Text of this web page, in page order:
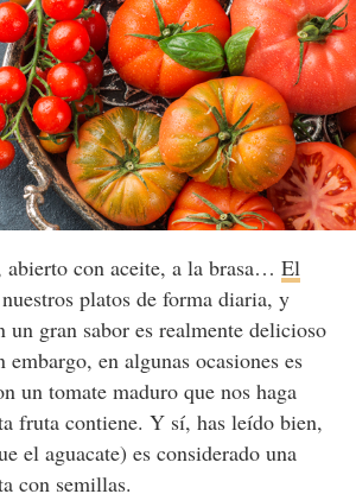
abierto con aceite, a la brasa… El
platos de forma diaria, y
un gran sabor es realmente delicioso
en algunas ocasiones es
un tomate maduro que nos haga
fruta contiene. Y sí, has leído bien,
el aguacate) es considerado una
con semillas.